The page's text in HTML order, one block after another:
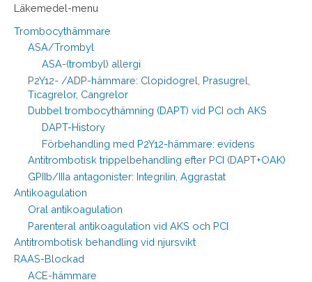
Läkemedel-menu
Trombocythämmare
ASA/Trombyl
ASA-(trombyl) allergi
P2Y12- /ADP-hämmare: Clopidogrel, Prasugrel,
Ticagrelor, Cangrelor
Dubbel trombocythämning (DAPT) vid PCI och AKS
DAPT-History
Förbehandling med P2Y12-hämmare: evidens
Antitrombotisk trippelbehandling efter PCI (DAPT+OAK)
GPIIb/IIIa antagonister: Integrilin, Aggrastat
Antikoagulation
Oral antikoagulation
Parenteral antikoagulation vid AKS och PCI
Antitrombotisk behandling vid njursvikt
RAAS-Blockad
ACE-hämmare